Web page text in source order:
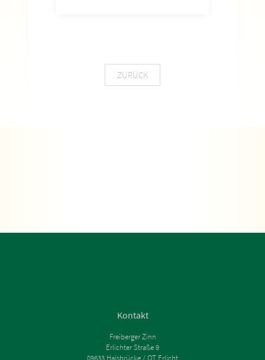
ZURÜCK
Kontakt
Freiberger Zinn
Erlichter Straße 9
09633 Halsbrücke / OT Erlicht